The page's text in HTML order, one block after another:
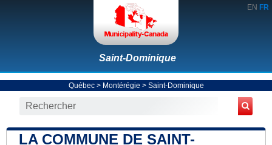
EN FR
Saint-Dominique
Québec> Montérégie > Saint-Dominique
LA COMMUNE DE SAINT-